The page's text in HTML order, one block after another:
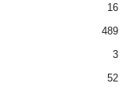
16
489
3
52